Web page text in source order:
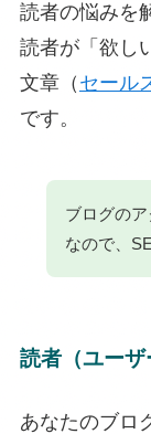
読者の悩みを
読者が「欲し
文章（ セール
です。
ブログの
なので、
読者（ユーザ
あなたのブロ